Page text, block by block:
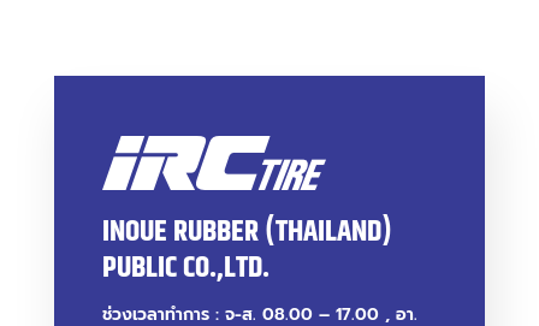
INOUE RUBBER (THAILAND)
PUBLIC CO.,LTD.
ช่วงเวลาทำการ : จ-ส. 08.00 – 17.00 , อา.